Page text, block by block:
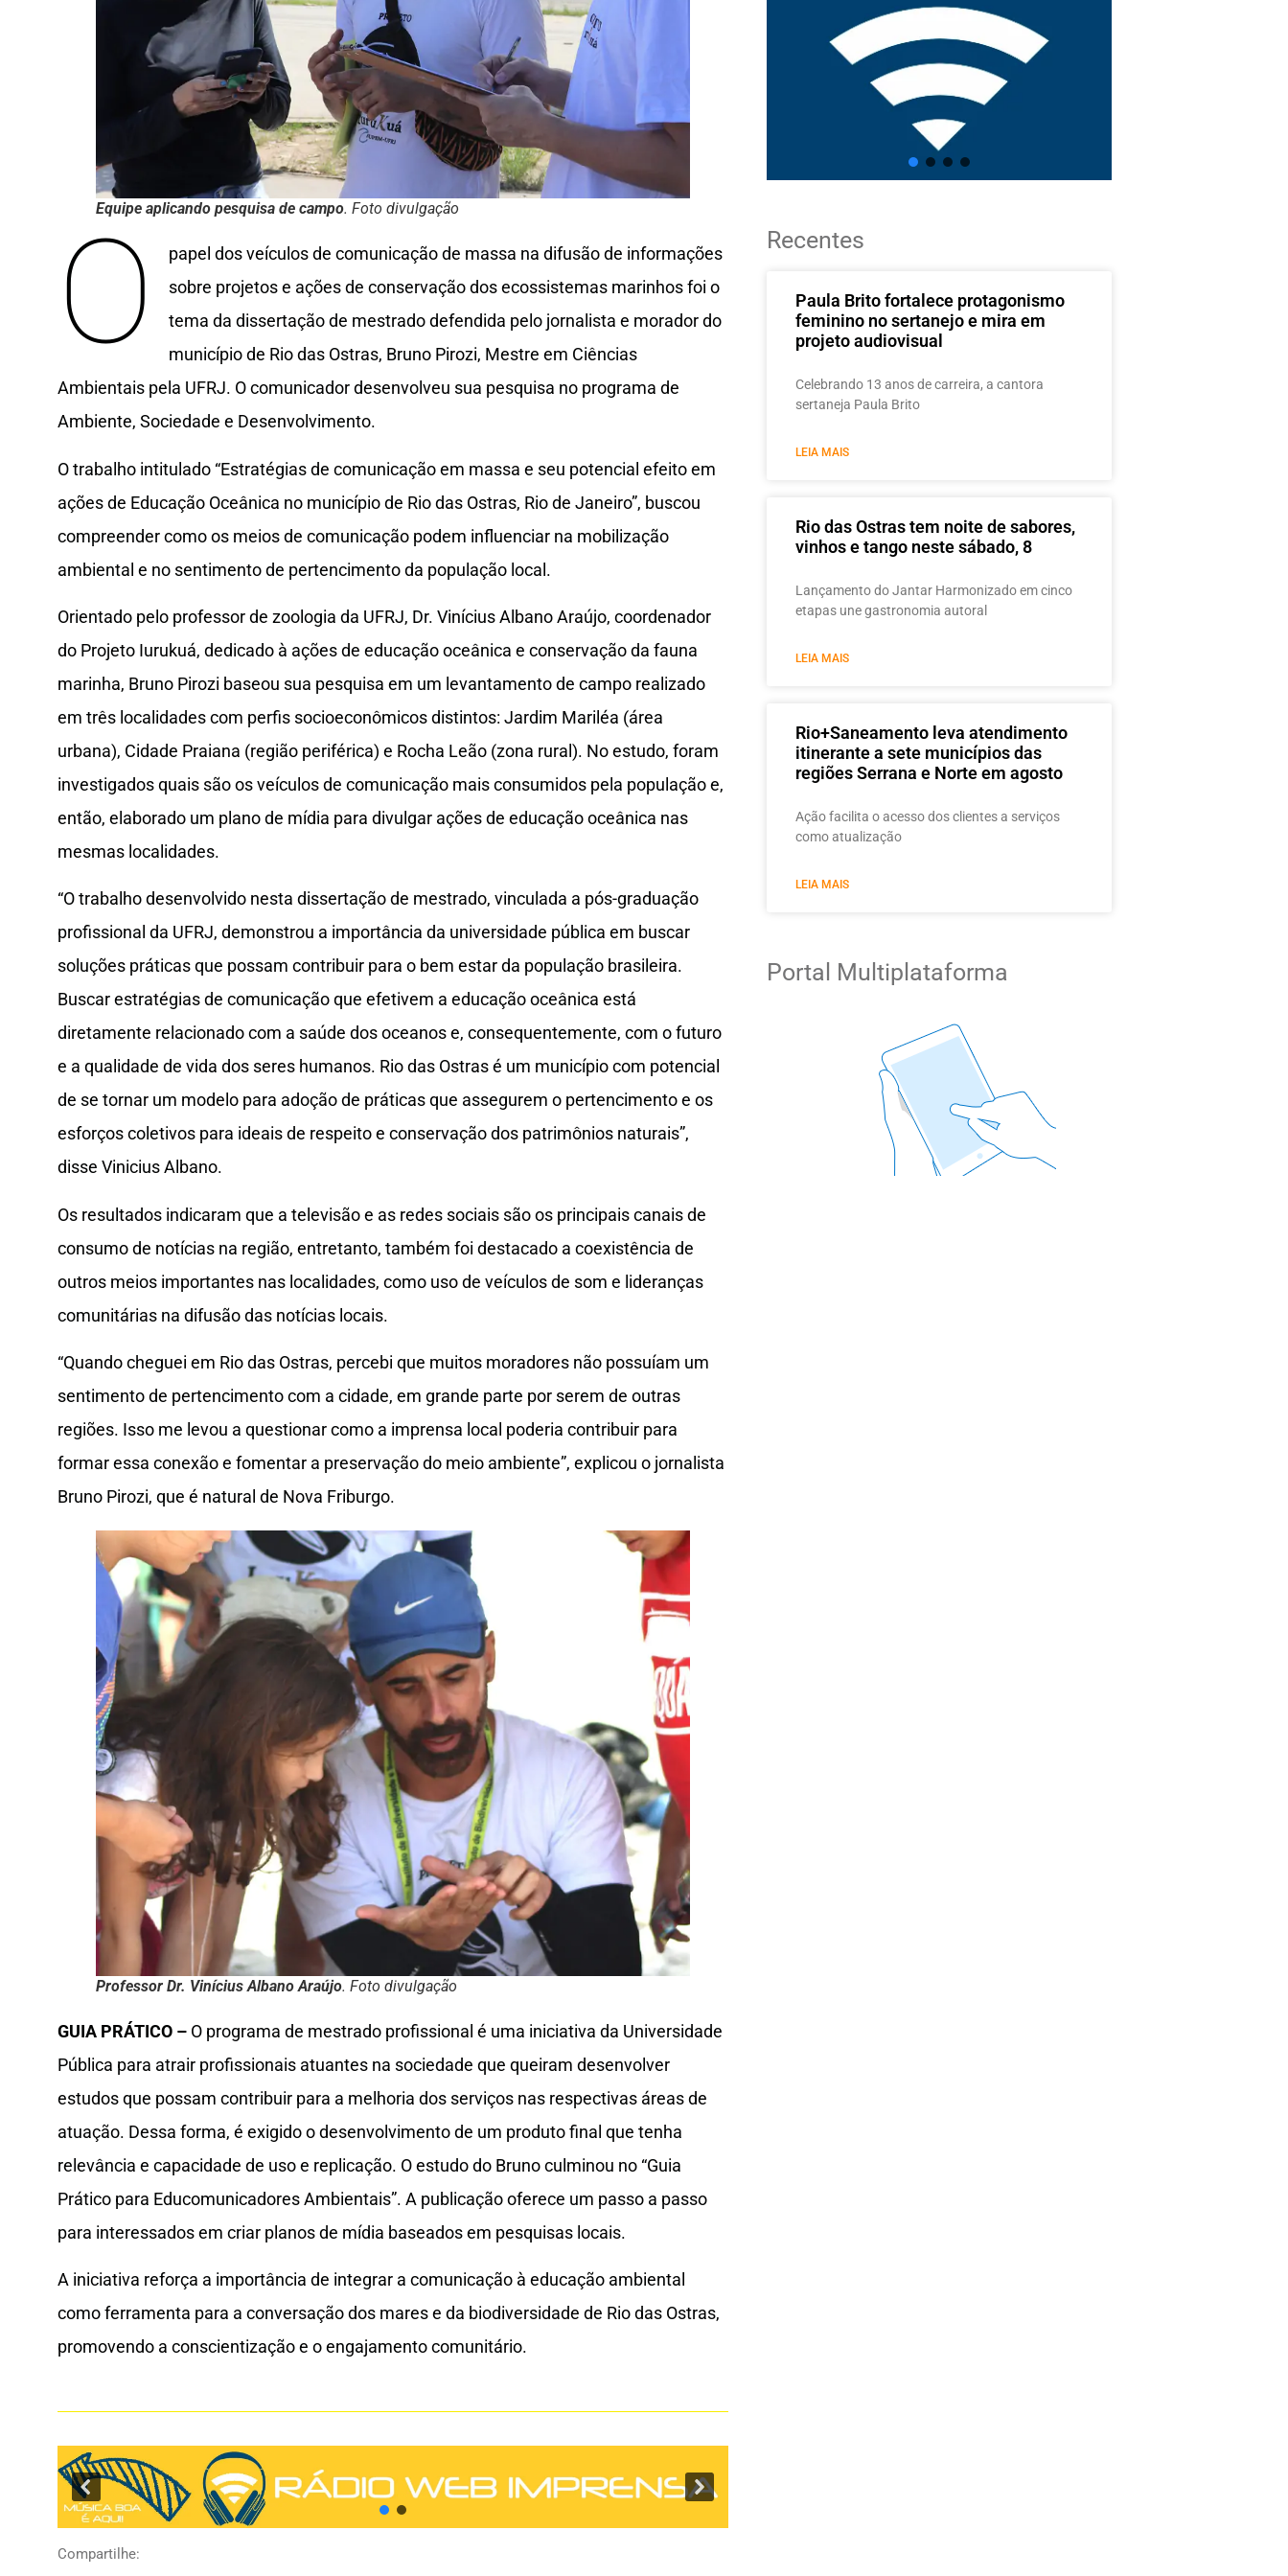
Equipe aplicando pesquisa de campo. Foto divulgação
O
papel dos veículos de comunicação de massa na difusão de informações
sobre projetos e ações de conservação dos ecossistemas marinhos foi o
tema da dissertação de mestrado defendida pelo jornalista e morador do
município de Rio das Ostras, Bruno Pirozi, Mestre em Ciências
Ambientais pela UFRJ. O comunicador desenvolveu sua pesquisa no programa de
Ambiente, Sociedade e Desenvolvimento.
O trabalho intitulado “Estratégias de comunicação em massa e seu potencial efeito em
ações de Educação Oceânica no município de Rio das Ostras, Rio de Janeiro”, buscou
compreender como os meios de comunicação podem influenciar na mobilização
ambiental e no sentimento de pertencimento da população local.
Orientado pelo professor de zoologia da UFRJ, Dr. Vinícius Albano Araújo, coordenador
do Projeto Iurukuá, dedicado à ações de educação oceânica e conservação da fauna
marinha, Bruno Pirozi baseou sua pesquisa em um levantamento de campo realizado
em três localidades com perfis socioeconômicos distintos: Jardim Mariléa (área
urbana), Cidade Praiana (região periférica) e Rocha Leão (zona rural). No estudo, foram
investigados quais são os veículos de comunicação mais consumidos pela população e,
então, elaborado um plano de mídia para divulgar ações de educação oceânica nas
mesmas localidades.
“O trabalho desenvolvido nesta dissertação de mestrado, vinculada a pós-graduação
profissional da UFRJ, demonstrou a importância da universidade pública em buscar
soluções práticas que possam contribuir para o bem estar da população brasileira.
Buscar estratégias de comunicação que efetivem a educação oceânica está
diretamente relacionado com a saúde dos oceanos e, consequentemente, com o futuro
e a qualidade de vida dos seres humanos. Rio das Ostras é um município com potencial
de se tornar um modelo para adoção de práticas que assegurem o pertencimento e os
esforços coletivos para ideais de respeito e conservação dos patrimônios naturais”,
disse Vinicius Albano.
Os resultados indicaram que a televisão e as redes sociais são os principais canais de
consumo de notícias na região, entretanto, também foi destacado a coexistência de
outros meios importantes nas localidades, como uso de veículos de som e lideranças
comunitárias na difusão das notícias locais.
“Quando cheguei em Rio das Ostras, percebi que muitos moradores não possuíam um
sentimento de pertencimento com a cidade, em grande parte por serem de outras
regiões. Isso me levou a questionar como a imprensa local poderia contribuir para
formar essa conexão e fomentar a preservação do meio ambiente”, explicou o jornalista
Bruno Pirozi, que é natural de Nova Friburgo.
Professor Dr. Vinícius Albano Araújo. Foto divulgação
GUIA PRÁTICO – O programa de mestrado profissional é uma iniciativa da Universidade
Pública para atrair profissionais atuantes na sociedade que queiram desenvolver
estudos que possam contribuir para a melhoria dos serviços nas respectivas áreas de
atuação. Dessa forma, é exigido o desenvolvimento de um produto final que tenha
relevância e capacidade de uso e replicação. O estudo do Bruno culminou no “Guia
Prático para Educomunicadores Ambientais”. A publicação oferece um passo a passo
para interessados em criar planos de mídia baseados em pesquisas locais.
A iniciativa reforça a importância de integrar a comunicação à educação ambiental
como ferramenta para a conversação dos mares e da biodiversidade de Rio das Ostras,
promovendo a conscientização e o engajamento comunitário.
Compartilhe:
Recentes
Paula Brito fortalece protagonismo
feminino no sertanejo e mira em
projeto audiovisual
Celebrando 13 anos de carreira, a cantora
sertaneja Paula Brito
LEIA MAIS
Rio das Ostras tem noite de sabores,
vinhos e tango neste sábado, 8
Lançamento do Jantar Harmonizado em cinco
etapas une gastronomia autoral
LEIA MAIS
Rio+Saneamento leva atendimento
itinerante a sete municípios das
regiões Serrana e Norte em agosto
Ação facilita o acesso dos clientes a serviços
como atualização
LEIA MAIS
Portal Multiplataforma